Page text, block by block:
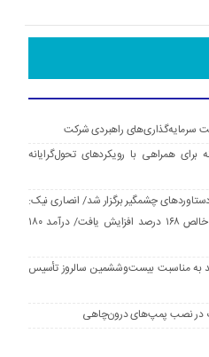
سرمایه‌گذاری‌های راهبردی شرکت
برای همراهی با رویکردهای تحول‌گرایانه
چشمگیر برگزار شد/ انصاری نیک:
تولید از ۵ میلیون تن فراتر رفت/ سود خالص ۱۶۸ درصد افزایش یافت/ درآمد ۱۸۰
به مناسبت بیست‌و‌ششمین سالروز تأسیس
در نصب پمپ‌های درون‌چاهی